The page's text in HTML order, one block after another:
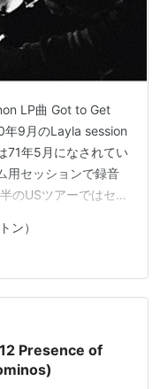
LP曲 Got to Get
9月のLayla session
71年5月になされてい
用セッションで録音
のUSツアーではセッ
ルモア・イーストの
いものの曲自体は
いたと見るべきでし
ブバージョンは翌
ン）
Presence of